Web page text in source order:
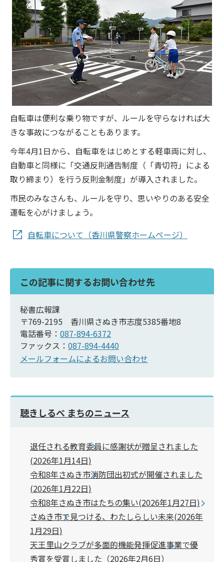
自転車は便利な乗り物ですが、ルールを守らなければ大
きな事故につながることもあります。
今年4月1日から、自転車をはじめとする軽車両に対し、
自動車と同様に「交通反則通告制度（「青切符」による
取り締まり）を行う反則金制度」が導入されました。
市民のみなさんも、ルールを守り、思いやりのある安全
運転を心がけましょう。
自転車について（香川県警察ホームページ）
この記事に関するお問い合わせ先
秘書広報課
〒769-2195 香川県さぬき市志度5385番地8
電話番号： 087-894-6372
ファックス： 087-894-4440
メールフォームによるお問い合わせ
聴きしるべ まちのニュース
退任される教育委員に感謝状が贈呈されました
(2026年1月14日)
令和8年さぬき市消防団出初式が開催されました
(2026年1月22日)
令和8年さぬき市はたちの集い(2026年1月27日)
さぬき市で見つける、わたしらしい未来(2026年
1月29日)
天王里山クラブが多面的機能発揮促進事業で優
秀賞を受賞しました（2026年2月6日）